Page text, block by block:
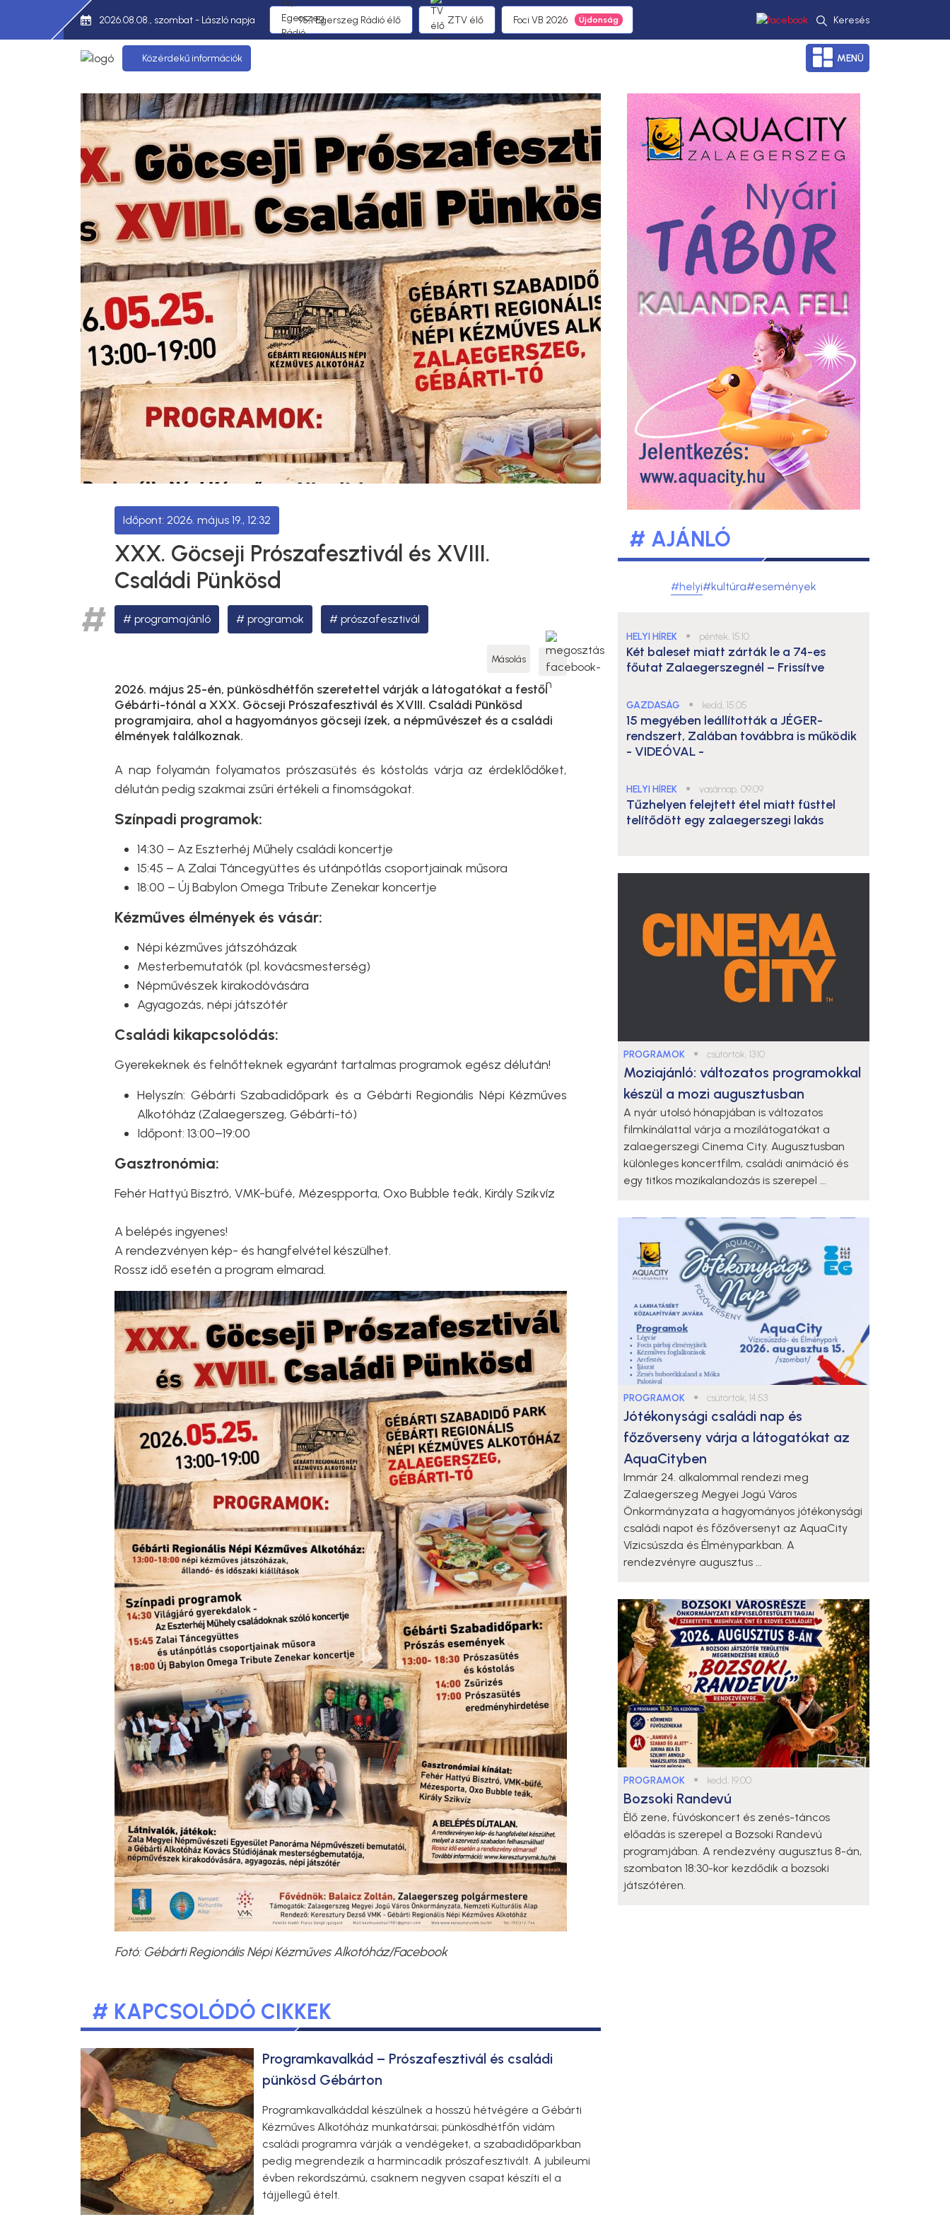
2026.08.08., szombat - László napja 95,1 Egerszeg Rádió élő ZTV élő Foci VB 2026 Keresés
Közérdekű információk MENÜ
2026. május 19., 12:32
XXX. Göcseji Prószafesztivál és XVIII.
Családi Pünkösd
programajánló programok prószafesztivál
Másolás
2026. május 25-én, pünkösdhétfőn szeretettel várják a látogatókat a festői
Gébárti-tónál a XXX. Göcseji Prószafesztivál és XVIII. Családi Pünkösd
programjaira, ahol a hagyományos göcseji ízek, a népművészet és a családi
élmények találkoznak.
A nap folyamán folyamatos prószasütés és kóstolás várja az érdeklődőket,
délután pedig szakmai zsűri értékeli a finomságokat.
Színpadi programok:
14:30 – Az Eszterhéj Műhely családi koncertje
15:45 – A Zalai Táncegyüttes és utánpótlás csoportjainak műsora
18:00 – Új Babylon Omega Tribute Zenekar koncertje
Kézműves élmények és vásár:
Népi kézműves játszóházak
Mesterbemutatók (pl. kovácsmesterség)
Népművészek kirakodóvására
Agyagozás, népi játszótér
Családi kikapcsolódás:
Gyerekeknek és felnőtteknek egyaránt tartalmas programok egész délután!
Helyszín: Gébárti Szabadidőpark és a Gébárti Regionális Népi Kézműves
Alkotóház (Zalaegerszeg, Gébárti-tó)
Időpont: 13:00–19:00
Gasztronómia:
Fehér Hattyú Bisztró, VMK-büfé, Mézespporta, Oxo Bubble teák, Király Szikvíz
A belépés ingyenes!
A rendezvényen kép- és hangfelvétel készülhet.
Rossz idő esetén a program elmarad.
Fotó: Gébárti Regionális Népi Kézműves Alkotóház/Facebook
# KAPCSOLÓDÓ CIKKEK
Programkavalkád – Prószafesztivál és családi
pünkösd Gébárton
Programkavalkáddal készülnek a hosszú hétvégére a Gébárti
Kézműves Alkotóház munkatársai; pünkösdhétfőn vidám
családi programra várják a vendégeket, a szabadidőparkban
pedig megrendezik a harmincadik prószafesztivált. A jubileumi
évben rekordszámú, csaknem negyven csapat készíti el a
tájjellegű ételt.
# AJÁNLÓ
#helyi#kultúra#események
HELYI HÍREK ● péntek, 15:10
Két baleset miatt zárták le a 74-es
főutat Zalaegerszegnél – Frissítve
GAZDASÁG ● kedd, 15:05
15 megyében leállították a JÉGER-
rendszert, Zalában továbbra is működik
- VIDEÓVAL -
HELYI HÍREK ● vasárnap, 09:09
Tűzhelyen felejtett étel miatt füsttel
telítődött egy zalaegerszegi lakás
PROGRAMOK ● csütörtök, 13:10
Moziajánló: változatos programokkal
készül a mozi augusztusban
A nyár utolsó hónapjában is változatos
filmkínálattal várja a mozilátogatókat a
zalaegerszegi Cinema City. Augusztusban
különleges koncertfilm, családi animáció és
egy titkos mozikalandozás is szerepel ...
PROGRAMOK ● csütörtök, 14:53
Jótékonysági családi nap és
főzőverseny várja a látogatókat az
AquaCityben
Immár 24. alkalommal rendezi meg
Zalaegerszeg Megyei Jogú Város
Önkormányzata a hagyományos jótékonysági
családi napot és főzőversenyt az AquaCity
Vízicsúszda és Élményparkban. A
rendezvényre augusztus ...
PROGRAMOK ● kedd, 19:00
Bozsoki Randevú
Élő zene, fúvóskoncert és zenés-táncos
előadás is szerepel a Bozsoki Randevú
programjában. A rendezvény augusztus 8-án,
szombaton 18:30-kor kezdődik a bozsoki
játszótéren.